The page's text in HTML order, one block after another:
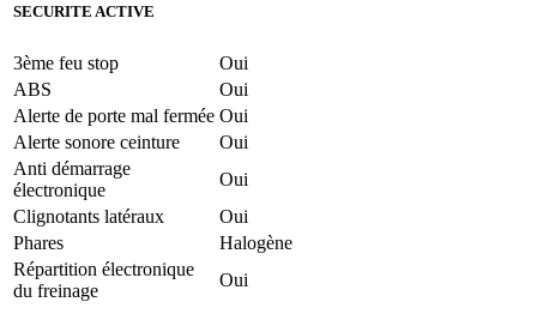
SECURITE ACTIVE
3ème feu stop
Oui
ABS
Oui
Alerte de porte mal fermée Oui
Alerte sonore ceinture
Oui
Anti démarrage
électronique
Oui
Clignotants latéraux
Oui
Phares
Halogène
Répartition électronique
du freinage
Oui